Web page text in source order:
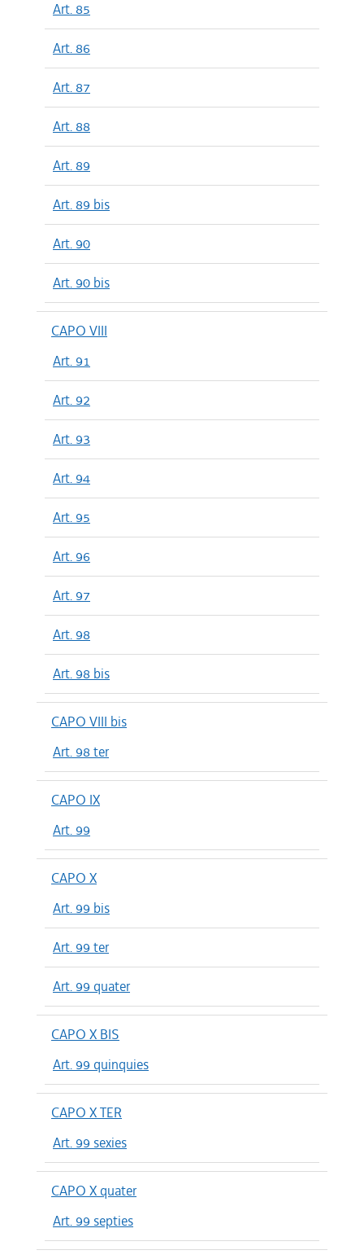
Art. 85
Art. 86
Art. 87
Art. 88
Art. 89
Art. 89 bis
Art. 90
Art. 90 bis
CAPO VIII
Art. 91
Art. 92
Art. 93
Art. 94
Art. 95
Art. 96
Art. 97
Art. 98
Art. 98 bis
CAPO VIII bis
Art. 98 ter
CAPO IX
Art. 99
CAPO X
Art. 99 bis
Art. 99 ter
Art. 99 quater
CAPO X BIS
Art. 99 quinquies
CAPO X TER
Art. 99 sexies
CAPO X quater
Art. 99 septies